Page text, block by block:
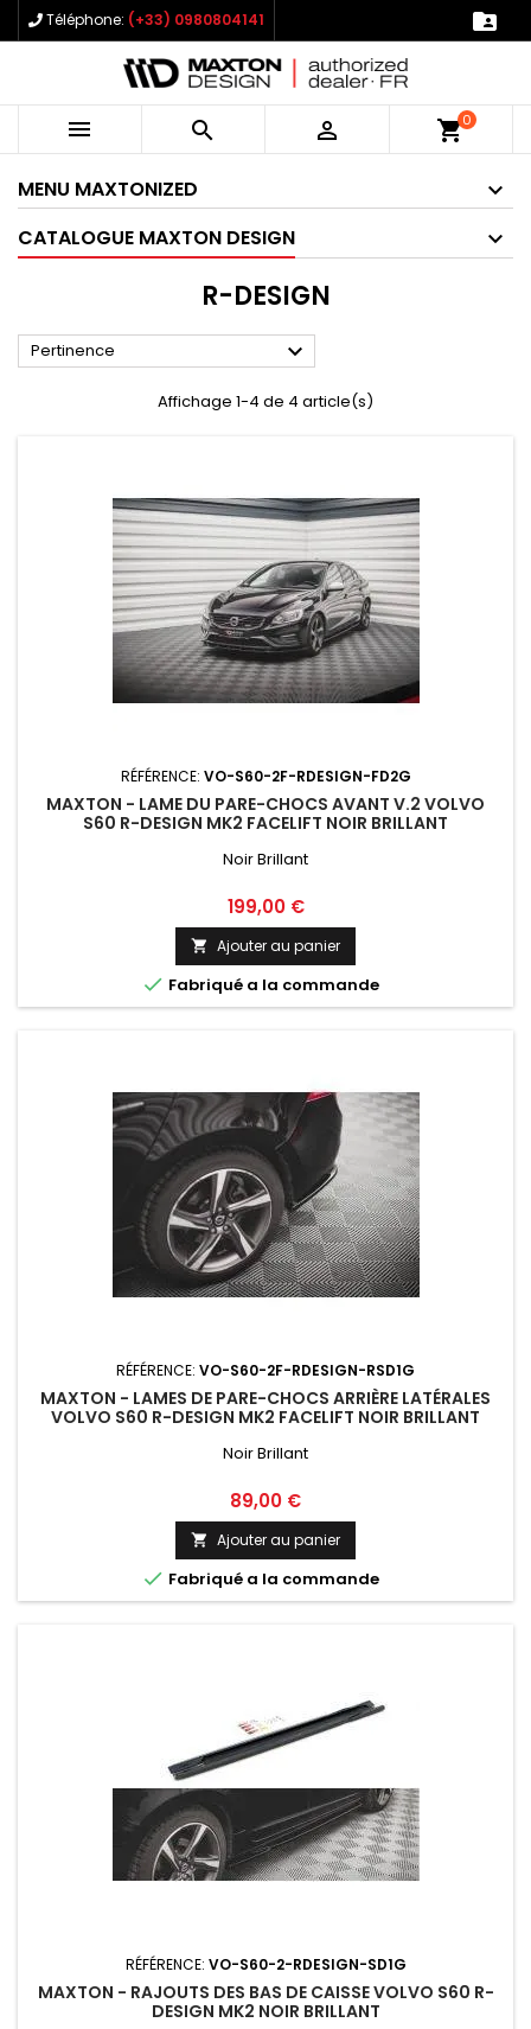
Téléphone: (+33) 0980804141 
   shopping_cart0
MENU MAXTONIZED
CATALOGUE MAXTON DESIGN
R-DESIGN
Pertinence 
Affichage 1-4 de 4 article(s)
RÉFÉRENCE: VO-S60-2F-RDESIGN-FD2G
MAXTON - LAME DU PARE-CHOCS AVANT V.2 VOLVO
S60 R-DESIGN MK2 FACELIFT NOIR BRILLANT
Noir Brillant
Prix
199,00 €
 Ajouter au panier
 Fabriqué a la commande
RÉFÉRENCE: VO-S60-2F-RDESIGN-RSD1G
MAXTON - LAMES DE PARE-CHOCS ARRIÈRE LATÉRALES
VOLVO S60 R-DESIGN MK2 FACELIFT NOIR BRILLANT
Noir Brillant
Prix
89,00 €
 Ajouter au panier
 Fabriqué a la commande
RÉFÉRENCE: VO-S60-2-RDESIGN-SD1G
MAXTON - RAJOUTS DES BAS DE CAISSE VOLVO S60 R-
DESIGN MK2 NOIR BRILLANT